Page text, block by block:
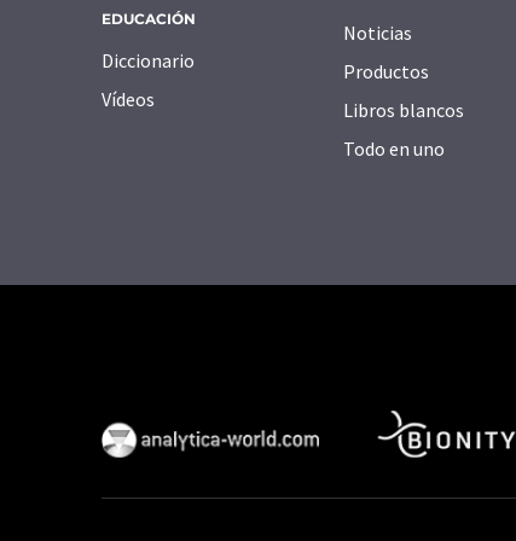
EDUCACIÓN
Diccionario
Vídeos
Noticias
Productos
Libros blancos
Todo en uno